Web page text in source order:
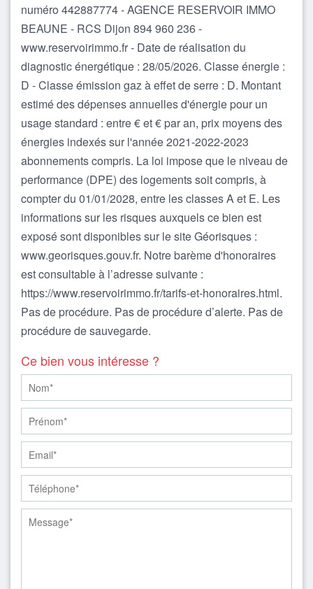
numéro 442887774 - AGENCE RESERVOIR IMMO
BEAUNE - RCS Dijon 894 960 236 -
www.reservoirimmo.fr - Date de réalisation du
diagnostic énergétique : 28/05/2026. Classe énergie :
D - Classe émission gaz à effet de serre : D. Montant
estimé des dépenses annuelles d'énergie pour un
usage standard : entre € et € par an, prix moyens des
énergies indexés sur l'année 2021-2022-2023
abonnements compris. La loi impose que le niveau de
performance (DPE) des logements soit compris, à
compter du 01/01/2028, entre les classes A et E. Les
informations sur les risques auxquels ce bien est
exposé sont disponibles sur le site Géorisques :
www.georisques.gouv.fr. Notre barème d'honoraires
est consultable à l’adresse suivante :
https://www.reservoirimmo.fr/tarifs-et-honoraires.html.
Pas de procédure. Pas de procédure d’alerte. Pas de
procédure de sauvegarde.
Ce bien vous intéresse ?